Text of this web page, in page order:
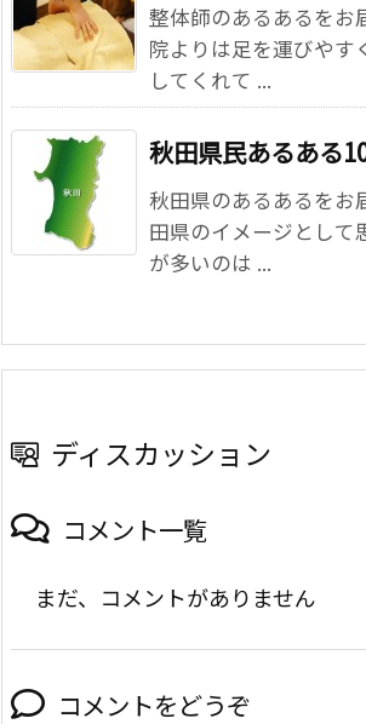
整体師のあるあるをお
院よりは足を運びやす
してくれて ...
秋田県民あるある
秋田県のあるあるをお
田県のイメージとして
が多いのは ...
ディスカッション
コメント一覧
まだ、コメントがありません
コメントをどうぞ